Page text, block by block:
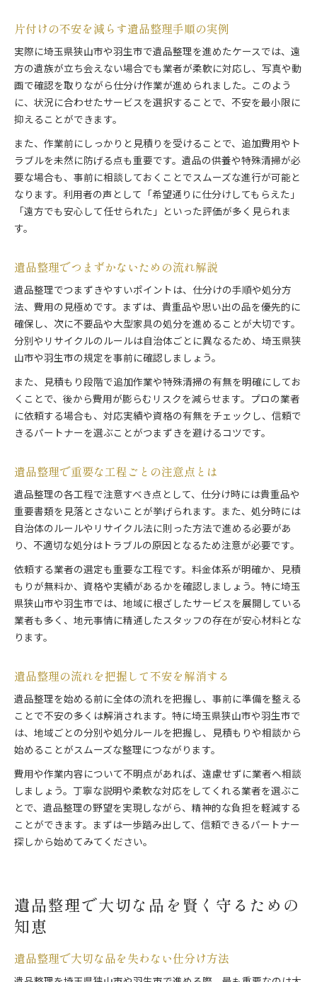
片付けの不安を減らす遺品整理手順の実例
実際に埼玉県狭山市や羽生市で遺品整理を進めたケースでは、遠
方の遺族が立ち会えない場合でも業者が柔軟に対応し、写真や動
画で確認を取りながら仕分け作業が進められました。このよう
に、状況に合わせたサービスを選択することで、不安を最小限に
抑えることができます。
また、作業前にしっかりと見積りを受けることで、追加費用やト
ラブルを未然に防げる点も重要です。遺品の供養や特殊清掃が必
要な場合も、事前に相談しておくことでスムーズな進行が可能と
なります。利用者の声として「希望通りに仕分けしてもらえた」
「遠方でも安心して任せられた」といった評価が多く見られま
す。
遺品整理でつまずかないための流れ解説
遺品整理でつまずきやすいポイントは、仕分けの手順や処分方
法、費用の見極めです。まずは、貴重品や思い出の品を優先的に
確保し、次に不要品や大型家具の処分を進めることが大切です。
分別やリサイクルのルールは自治体ごとに異なるため、埼玉県狭
山市や羽生市の規定を事前に確認しましょう。
また、見積もり段階で追加作業や特殊清掃の有無を明確にしてお
くことで、後から費用が膨らむリスクを減らせます。プロの業者
に依頼する場合も、対応実績や資格の有無をチェックし、信頼で
きるパートナーを選ぶことがつまずきを避けるコツです。
遺品整理で重要な工程ごとの注意点とは
遺品整理の各工程で注意すべき点として、仕分け時には貴重品や
重要書類を見落とさないことが挙げられます。また、処分時には
自治体のルールやリサイクル法に則った方法で進める必要があ
り、不適切な処分はトラブルの原因となるため注意が必要です。
依頼する業者の選定も重要な工程です。料金体系が明確か、見積
もりが無料か、資格や実績があるかを確認しましょう。特に埼玉
県狭山市や羽生市では、地域に根ざしたサービスを展開している
業者も多く、地元事情に精通したスタッフの存在が安心材料とな
ります。
遺品整理の流れを把握して不安を解消する
遺品整理を始める前に全体の流れを把握し、事前に準備を整える
ことで不安の多くは解消されます。特に埼玉県狭山市や羽生市で
は、地域ごとの分別や処分ルールを把握し、見積もりや相談から
始めることがスムーズな整理につながります。
費用や作業内容について不明点があれば、遠慮せずに業者へ相談
しましょう。丁寧な説明や柔軟な対応をしてくれる業者を選ぶこ
とで、遺品整理の野望を実現しながら、精神的な負担を軽減する
ことができます。まずは一歩踏み出して、信頼できるパートナー
探しから始めてみてください。
遺品整理で大切な品を賢く守るための
知恵
遺品整理で大切な品を失わない仕分け方法